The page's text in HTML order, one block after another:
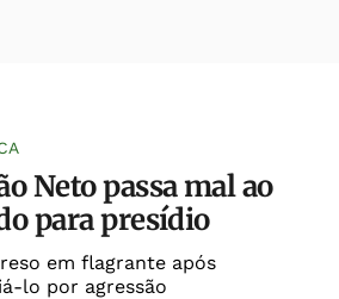
Neto passa mal ao
para presídio
em flagrante após
lo por agressão